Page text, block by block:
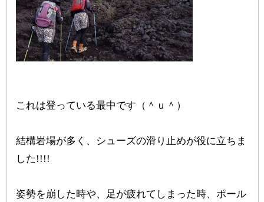
これは登っている最中です（＾ｕ＾）
結構岩場が多く、シューズの滑り止めが役に立ちま
した!!!!
姿勢を崩した時や、足が疲れてしまった時、ポール